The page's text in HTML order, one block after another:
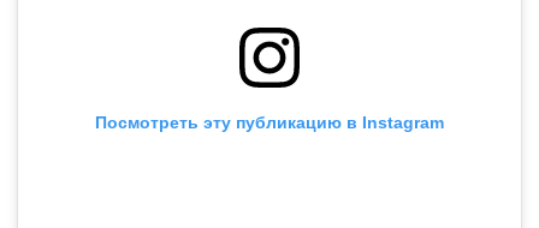
Посмотреть эту публикацию в Instagram